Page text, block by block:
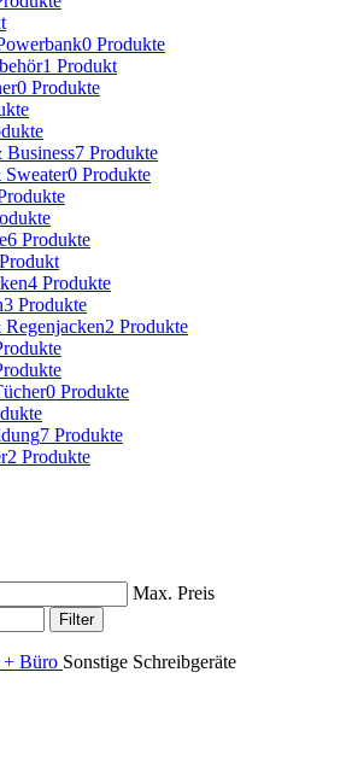
0 Produkte
1 Produkt
0 Produkte
7 Produkte
0 Produkte
6 Produkte
4 Produkte
3 Produkte
2 Produkte
0 Produkte
7 Produkte
2 Produkte
Max. Preis
Filter
+ Büro Sonstige Schreibgeräte